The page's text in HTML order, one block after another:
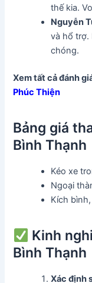
thế kia.
Nguyễn
và hổ trợ.
chóng.
Xem tất cả đánh
Phúc Thiện
Bảng giá
Bình Thạnh
Kéo xe
Ngoại
Kích
Kinh
Bình Thạnh
Xác định